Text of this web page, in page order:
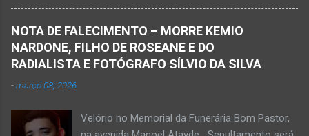
Pereira Alves publicou em sua rede social a
foto em que apreciava a Cachoeira Maria Rosa,
em Mato Verde, pouco tempo antes de se
afogar e depois vir a óbito nesta terça-feira, dia
socorrem estudante que se afogou em
NOTA DE FALECIMENTO – MORRE KEMIO
NARDONE, FILHO DE ROSEANE E DO
RADIALISTA E FOTÓGRAFO SÍLVIO DA SILVA
-março 08, 2026
Velório no Memorial da Funerária Bom Pastor,